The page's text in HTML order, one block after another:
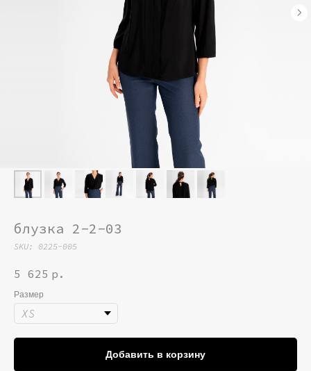
блузка 2-2-03
SKU: 0225-005
5 625 р.
Размер
Добавить в корзину